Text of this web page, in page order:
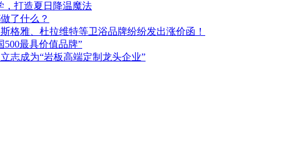
，​打造夏日降温魔法
了什么？
格雅、杜拉维特等卫浴品牌纷纷发出涨价函！
500最具价值品牌”
志成为“岩板高端定制龙头企业”